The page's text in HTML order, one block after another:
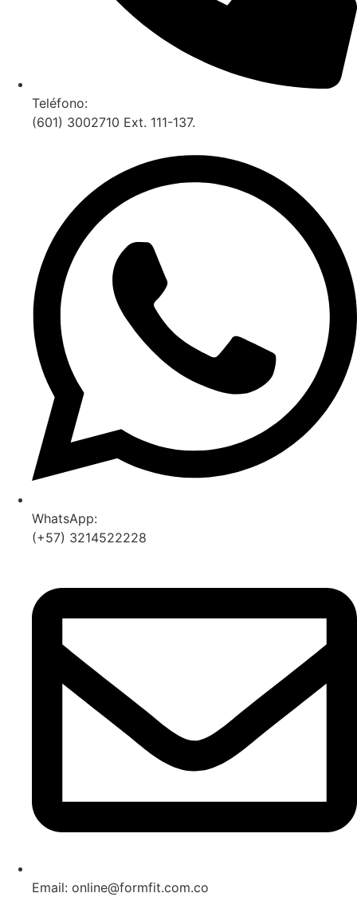
Teléfono:
(601) 3002710 Ext. 111-137.
WhatsApp:
(+57) 3214522228
Email: online@formfit.com.co